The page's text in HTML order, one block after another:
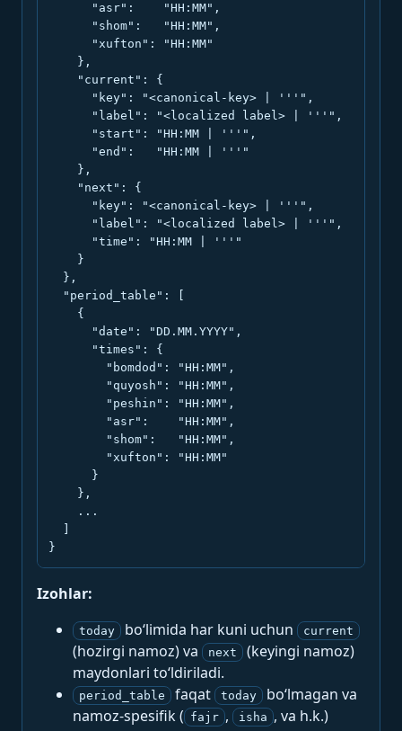
      "asr":    "HH:MM",
      "shom":   "HH:MM",
      "xufton": "HH:MM"
    },
    "current": {
      "key": "<canonical-key> | '''",
      "label": "<localized label> | '''",
      "start": "HH:MM | '''",
      "end":   "HH:MM | '''"
    },
    "next": {
      "key": "<canonical-key> | '''",
      "label": "<localized label> | '''",
      "time": "HH:MM | '''"
    }
  },
  "period_table": [
    {
      "date": "DD.MM.YYYY",
      "times": {
        "bomdod": "HH:MM",
        "quyosh": "HH:MM",
        "peshin": "HH:MM",
        "asr":    "HH:MM",
        "shom":   "HH:MM",
        "xufton": "HH:MM"
      }
    },
    ...
}
Izohlar:
today bo‘limida har kuni uchun current
(hozirgi namoz) va next
(keyingi namoz)
maydonlari to‘ldiriladi.
period_table faqat today
bo‘lmagan va
namoz-spesifik ( fajr , isha , va h.k.)